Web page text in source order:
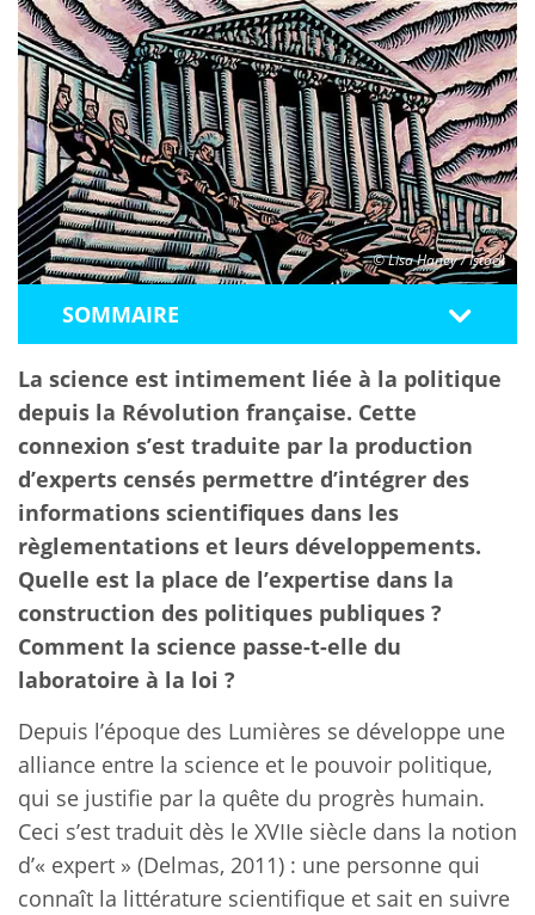
© Lisa Haney / Istock
SOMMAIRE
La science est intimement liée à la politique
depuis la Révolution française. Cette
connexion s’est traduite par la production
d’experts censés permettre d’intégrer des
informations scientifiques dans les
règlementations et leurs développements.
Quelle est la place de l’expertise dans la
construction des politiques publiques ?
Comment la science passe-t-elle du
laboratoire à la loi ?
Depuis l’époque des Lumières se développe une
alliance entre la science et le pouvoir politique,
qui se justifie par la quête du progrès humain.
Ceci s’est traduit dès le XVIIe siècle dans la notion
d’« expert » (Delmas, 2011) : une personne qui
connaît la littérature scientifique et sait en suivre